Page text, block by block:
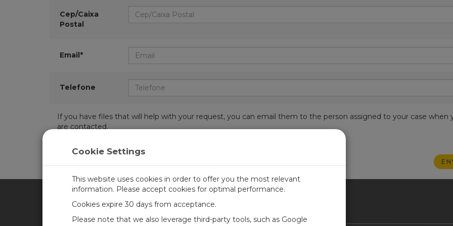
Cep/Caixa
Postal
Email*
Telefone
If you have files that will help with your request, you can email them to the person assigned to your case when
are contacted.
CAMPBELL SCIENTIFIC BRASIL
Cookie Settings
This website uses cookies in order to offer you the most relevant
information. Please accept cookies for optimal performance.
Cookies expire 30 days from acceptance.
Please note that we also leverage third-party tools, such as Google